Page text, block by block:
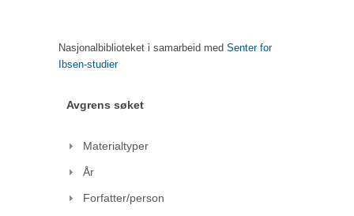
Nasjonalbiblioteket i samarbeid med Senter for
Ibsen-studier
Avgrens søket
Materialtyper
År
Forfatter/person